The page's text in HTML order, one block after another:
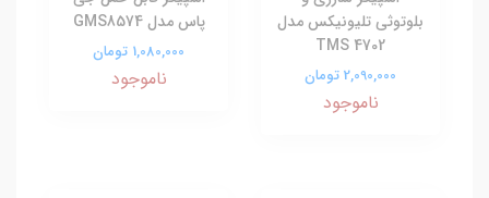
بلوتوثی تلیونیکس مدل
TMS 4702
2,090,000 تومان
ناموجود
پاس مدل GMS8574
1,080,000 تومان
ناموجود